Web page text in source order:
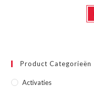
Product Categorieën
Activaties